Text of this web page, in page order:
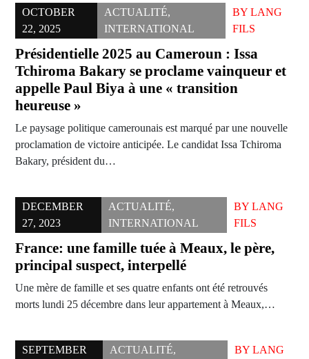
OCTOBER
22, 2025
ACTUALITÉ,
INTERNATIONAL
BYLANG
FILS
Présidentielle 2025 au Cameroun : Issa
Tchiroma Bakary se proclame vainqueur et
appelle Paul Biya à une « transition
heureuse »
Le paysage politique camerounais est marqué par une nouvelle
proclamation de victoire anticipée. Le candidat Issa Tchiroma
Bakary, président du…
DECEMBER
27, 2023
ACTUALITÉ,
INTERNATIONAL
BYLANG
FILS
France: une famille tuée à Meaux, le père,
principal suspect, interpellé
Une mère de famille et ses quatre enfants ont été retrouvés
morts lundi 25 décembre dans leur appartement à Meaux,…
SEPTEMBER
ACTUALITÉ,
BYLANG